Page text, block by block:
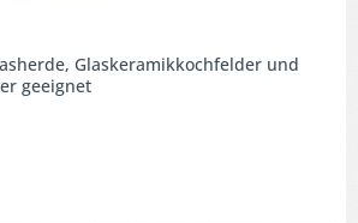
Glaskeramikkochfelder und
geeignet